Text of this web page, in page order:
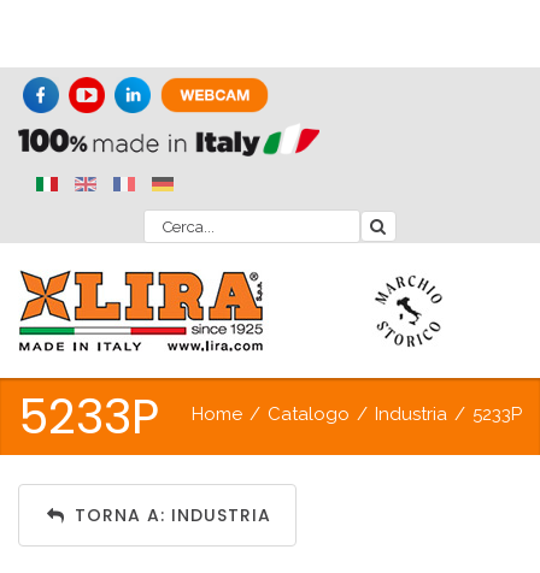
5233P Home / Catalogo / Industria / 5233P
TORNA A: INDUSTRIA